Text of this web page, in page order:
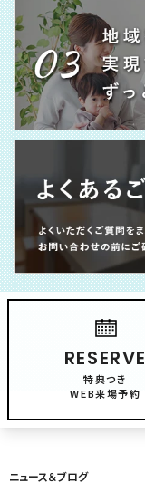
RESERVE
特典つき
WEB来場予約
ニュース＆ブログ